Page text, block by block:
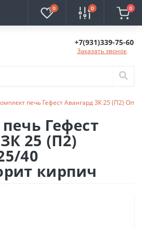
0 0 0
+7(931)339-75-60
Заказать звонок
печь Гефест Авангард ЗК 25 (П2)
Гефест
25 (П2)
40
кирпич